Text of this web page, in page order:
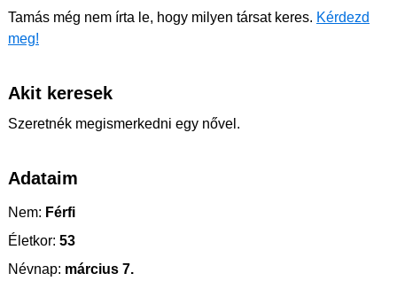
Tamás még nem írta le, hogy milyen társat keres. Kérdezd
meg!
Akit keresek
Szeretnék megismerkedni egy nővel.
Adataim
Nem: Férfi
Életkor: 53
Névnap: március 7.